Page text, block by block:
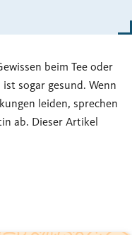
beim Tee oder
sogar gesund. Wenn
leiden, sprechen
ab. Dieser Artikel